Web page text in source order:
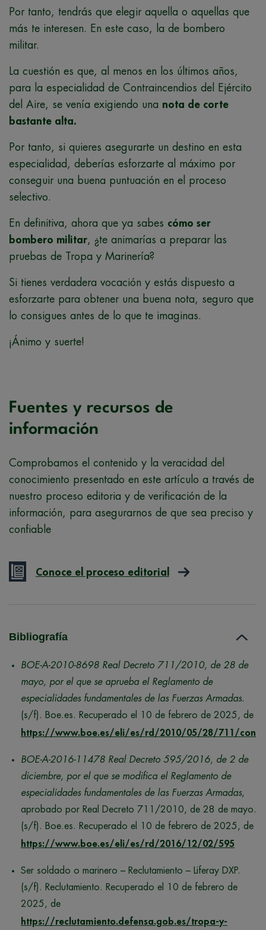
Por tanto, tendrás que elegir aquella o aquellas que
más te interesen. En este caso, la de bombero
militar.
La cuestión es que, al menos en los últimos años,
para la especialidad de Contraincendios del Ejército
del Aire, se venía exigiendo una nota de corte
bastante alta.
Por tanto, si quieres asegurarte un destino en esta
especialidad, deberías esforzarte al máximo por
conseguir una buena puntuación en el proceso
selectivo.
En definitiva, ahora que ya sabes cómo ser
bombero militar, ¿te animarías a preparar las
pruebas de Tropa y Marinería?
Si tienes verdadera vocación y estás dispuesto a
esforzarte para obtener una buena nota, seguro que
lo consigues antes de lo que te imaginas.
¡Ánimo y suerte!
Fuentes y recursos de
información
Comprobamos el contenido y la veracidad del
conocimiento presentado en este artículo a través de
nuestro proceso editoria y de verificación de la
información, para asegurarnos de que sea preciso y
confiable
Conoce el proceso editorial
Bibliografía
BOE-A-2010-8698 Real Decreto 711/2010, de 28 de
mayo, por el que se aprueba el Reglamento de
especialidades fundamentales de las Fuerzas Armadas.
(s/f). Boe.es. Recuperado el 10 de febrero de 2025, de
https://www.boe.es/eli/es/rd/2010/05/28/711/con
BOE-A-2016-11478 Real Decreto 595/2016, de 2 de
diciembre, por el que se modifica el Reglamento de
especialidades fundamentales de las Fuerzas Armadas,
aprobado por Real Decreto 711/2010, de 28 de mayo.
(s/f). Boe.es. Recuperado el 10 de febrero de 2025, de
https://www.boe.es/eli/es/rd/2016/12/02/595
Ser soldado o marinero – Reclutamiento – Liferay DXP.
(s/f). Reclutamiento. Recuperado el 10 de febrero de
2025, de
https://reclutamiento.defensa.gob.es/tropa-y-